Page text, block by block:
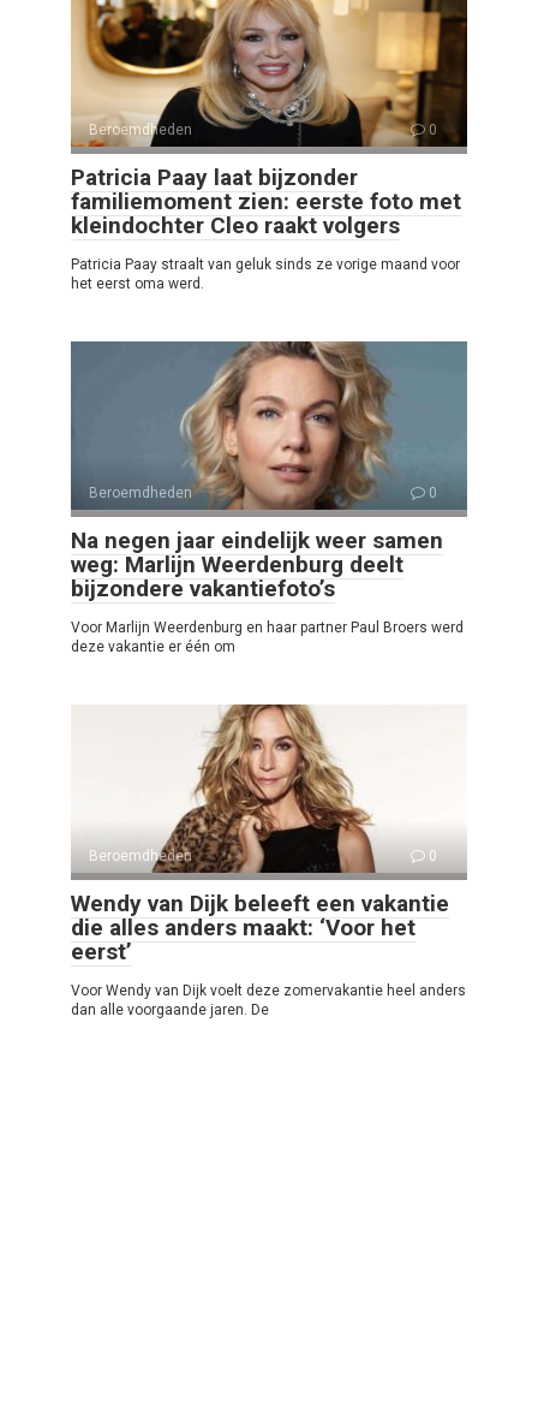
Beroemdheden 0
Patricia Paay laat bijzonder
familiemoment zien: eerste foto met
kleindochter Cleo raakt volgers
Patricia Paay straalt van geluk sinds ze vorige maand voor
het eerst oma werd.
Beroemdheden 0
Na negen jaar eindelijk weer samen
weg: Marlijn Weerdenburg deelt
bijzondere vakantiefoto’s
Voor Marlijn Weerdenburg en haar partner Paul Broers werd
deze vakantie er één om
Beroemdheden 0
Wendy van Dijk beleeft een vakantie
die alles anders maakt: ‘Voor het
eerst’
Voor Wendy van Dijk voelt deze zomervakantie heel anders
dan alle voorgaande jaren. De